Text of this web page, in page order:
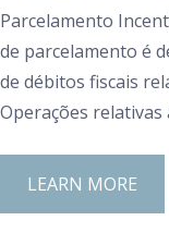
Parcelamento
de parcelamento é
de débitos fiscais
Operações
LEARN MORE